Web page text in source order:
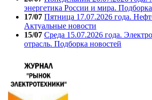
энергетика России и мира.
17/07 Пятница 17.07.2026 года.
Актуальные новости
15/07 Среда 15.07.2026 года.
отрасль. Подборка новостей